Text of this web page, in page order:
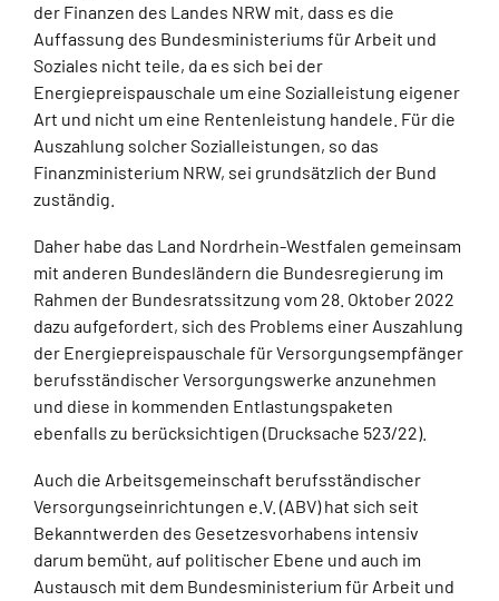
der Finanzen des Landes NRW mit, dass es die
Auffassung des Bundesministeriums für Arbeit und
Soziales nicht teile, da es sich bei der
Energiepreispauschale um eine Sozialleistung eigener
Art und nicht um eine Rentenleistung handele. Für die
Auszahlung solcher Sozialleistungen, so das
Finanzministerium NRW, sei grundsätzlich der Bund
zuständig.
Daher habe das Land Nordrhein-Westfalen gemeinsam
mit anderen Bundesländern die Bundesregierung im
Rahmen der Bundesratssitzung vom 28. Oktober 2022
dazu aufgefordert, sich des Problems einer Auszahlung
der Energiepreispauschale für Versorgungsempfänger
berufsständischer Versorgungswerke anzunehmen
und diese in kommenden Entlastungspaketen
ebenfalls zu berücksichtigen (Drucksache 523/22).
Auch die Arbeitsgemeinschaft berufsständischer
Versorgungseinrichtungen e.V. (ABV) hat sich seit
Bekanntwerden des Gesetzesvorhabens intensiv
darum bemüht, auf politischer Ebene und auch im
Austausch mit dem Bundesministerium für Arbeit und